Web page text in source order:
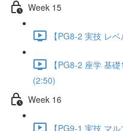
Week 15
【PG8-2 実技 レ
【PG8-2 座学 基
(2:50)
Week 16
【PG9-1 実技 マ